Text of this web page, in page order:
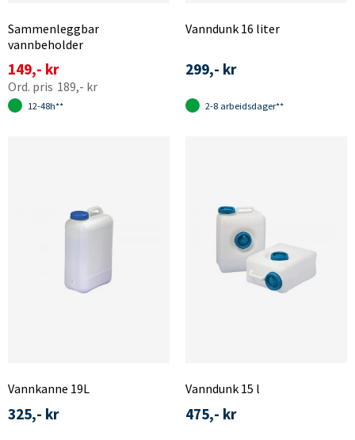
Sammenleggbar
vannbeholder
149,- kr
189,- kr
12-48h**
Vanndunk 16 liter
299,- kr
2-8 arbeidsdager**
Vannkanne 19L
325,- kr
Vanndunk 15 l
475,- kr